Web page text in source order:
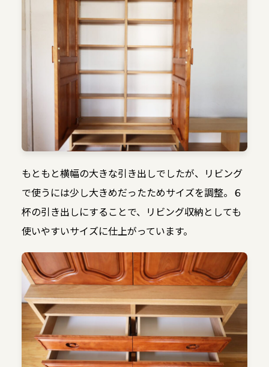
もともと横幅の大きな引き出しでしたが、リビング
で使うには少し大きめだったためサイズを調整。６
杯の引き出しにすることで、リビング収納としても
使いやすいサイズに仕上がっています。